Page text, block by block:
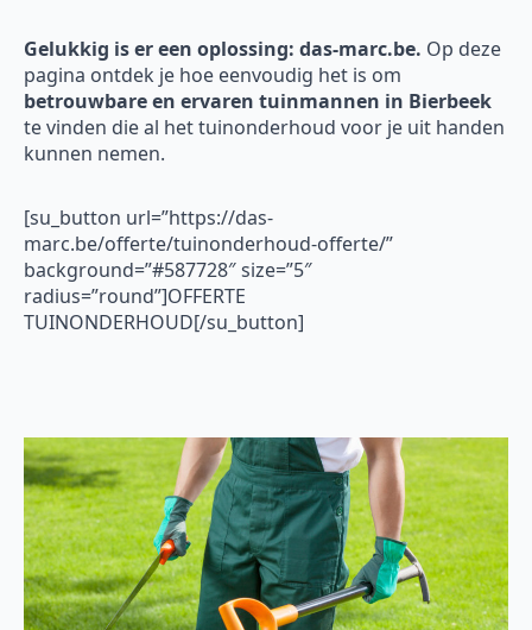
Gelukkig is er een oplossing: das-marc.be. Op deze
pagina ontdek je hoe eenvoudig het is om
betrouwbare en ervaren tuinmannen in Bierbeek
te vinden die al het tuinonderhoud voor je uit handen
kunnen nemen.
[su_button url=”https://das-
marc.be/offerte/tuinonderhoud-offerte/”
background=”#587728″ size=”5″
radius=”round”]OFFERTE
TUINONDERHOUD[/su_button]